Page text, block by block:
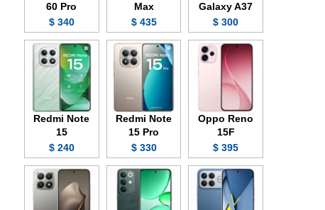
Galaxy A37
300 $
Max
435 $
60 Pro
340 $
Oppo Reno
15F
395 $
Redmi Note
15 Pro
330 $
Redmi Note
15
240 $